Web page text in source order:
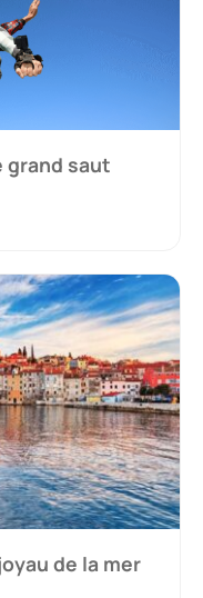
grand saut
de la mer